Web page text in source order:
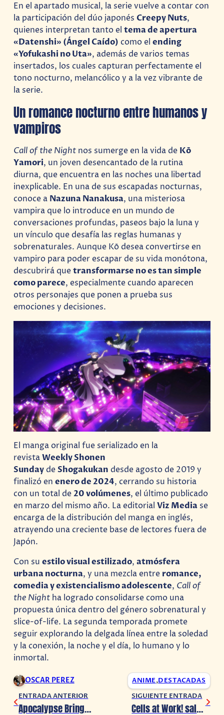
En el apartado musical, la serie vuelve a contar con
la participación del dúo japonés Creepy Nuts,
quienes interpretan tanto eltema de apertura
«Datenshi» (Ángel Caído) como elending
«Yofukashi no Uta», además de varios temas
insertados, los cuales capturan perfectamente el
tono nocturno, melancólico y a la vez vibrante de
la serie.
Un romance nocturno entre humanos y
vampiros
Call of the Night nos sumerge en la vida de Kō
Yamori, un joven desencantado de la rutina
diurna, que encuentra en las noches una libertad
inexplicable. En una de sus escapadas nocturnas,
conoce a Nazuna Nanakusa, una misteriosa
vampira que lo introduce en un mundo de
conversaciones profundas, paseos bajo la luna y
un vínculo que desafía las reglas humanas y
sobrenaturales. Aunque Kō desea convertirse en
vampiro para poder escapar de su vida monótona,
descubrirá quetransformarse no es tan simple
como parece, especialmente cuando aparecen
otros personajes que ponen a prueba sus
emociones y decisiones.
El manga original fue serializado en la
revistaWeekly Shonen
SundaydeShogakukan desde agosto de 2019 y
finalizó enenero de 2024, cerrando su historia
con un total de20 volúmenes, el último publicado
en marzo del mismo año. La editorialViz Media se
encarga de la distribución del manga en inglés,
atrayendo una creciente base de lectores fuera de
Japón.
Con suestilo visual estilizado,atmósfera
urbana nocturna, y una mezcla entre romance,
comedia y existencialismo adolescente, Call of
the Night ha logrado consolidarse como una
propuesta única dentro del género sobrenatural y
slice-of-life. La segunda temporada promete
seguir explorando la delgada línea entre la soledad
y la conexión, la noche y el día, lo humano y lo
inmortal.
OSCAR PEREZ ANIME,DESTACADAS
ENTRADA ANTERIOR
Apocalypse Bringer Mynoghra lanza su primer tráiler
SIGUIENTE ENTRADA
Cells at Work! salta a la acción real en Netflix